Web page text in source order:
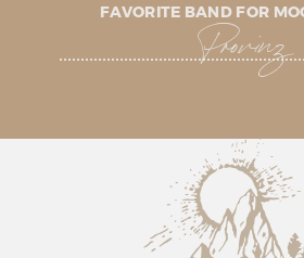
FAVORITE BAND FOR
Provinz